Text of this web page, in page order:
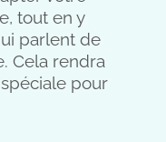
tout en y
parlent de
Cela rendra
pour